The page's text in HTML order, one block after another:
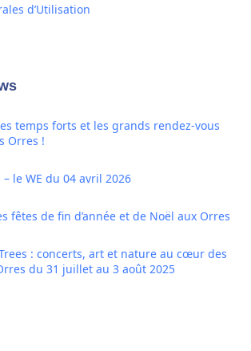
d’Utilisation
temps forts et les grands rendez-vous
Orres !
– le WE du 04 avril 2026
fêtes de fin d’année et de Noël aux Orres
: concerts, art et nature au cœur des
du 31 juillet au 3 août 2025